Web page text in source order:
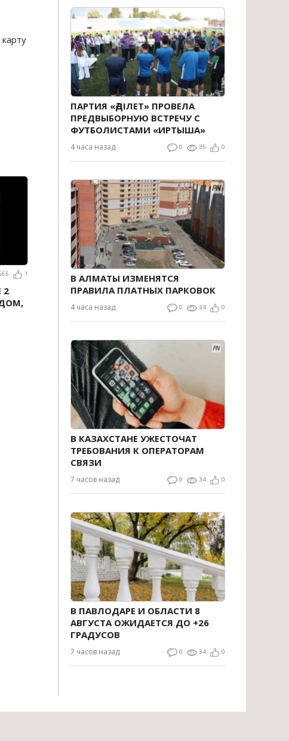
ПАРТИЯ «ӘДІЛЕТ» ПРОВЕЛА
ПРЕДВЫБОРНУЮ ВСТРЕЧУ С
ФУТБОЛИСТАМИ «ИРТЫША»
4 часа назад 0 35 0
В АЛМАТЫ ИЗМЕНЯТСЯ
ПРАВИЛА ПЛАТНЫХ ПАРКОВОК
4 часа назад 0 34 0
В КАЗАХСТАНЕ УЖЕСТОЧАТ
ТРЕБОВАНИЯ К ОПЕРАТОРАМ
СВЯЗИ
7 часов назад 0 34 0
В ПАВЛОДАРЕ И ОБЛАСТИ 8
АВГУСТА ОЖИДАЕТСЯ ДО +26
ГРАДУСОВ
7 часов назад 0 34 0
1
2